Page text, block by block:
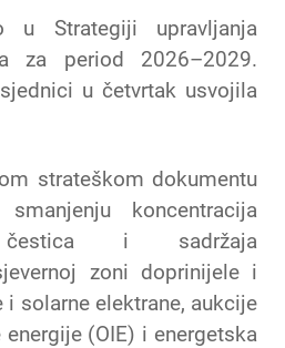
u Strategiji upravljanja
za period 2026–2029.
u četvrtak usvojila
strateškom dokumentu
koncentracija
čestica i sadržaja
zoni doprinijele i
i solarne elektrane, aukcije
(OIE) i energetska